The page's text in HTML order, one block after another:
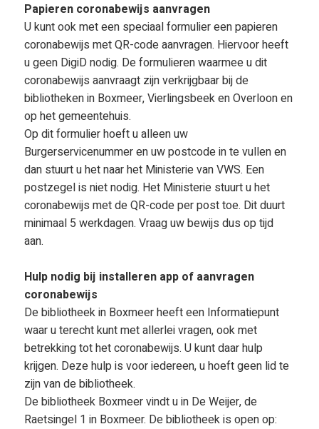
Papieren coronabewijs aanvragen
U kunt ook met een speciaal formulier een papieren
coronabewijs met QR-code aanvragen. Hiervoor heeft
u geen DigiD nodig. De formulieren waarmee u dit
coronabewijs aanvraagt zijn verkrijgbaar bij de
bibliotheken in Boxmeer, Vierlingsbeek en Overloon en
op het gemeentehuis.
Op dit formulier hoeft u alleen uw
Burgerservicenummer en uw postcode in te vullen en
dan stuurt u het naar het Ministerie van VWS. Een
postzegel is niet nodig. Het Ministerie stuurt u het
coronabewijs met de QR-code per post toe. Dit duurt
minimaal 5 werkdagen. Vraag uw bewijs dus op tijd
aan.
Hulp nodig bij installeren app of aanvragen
coronabewijs
De bibliotheek in Boxmeer heeft een Informatiepunt
waar u terecht kunt met allerlei vragen, ook met
betrekking tot het coronabewijs. U kunt daar hulp
krijgen. Deze hulp is voor iedereen, u hoeft geen lid te
zijn van de bibliotheek.
De bibliotheek Boxmeer vindt u in De Weijer, de
Raetsingel 1 in Boxmeer. De bibliotheek is open op: